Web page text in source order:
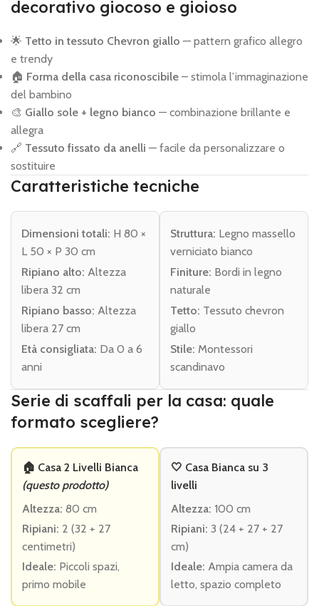
decorativo giocoso e gioioso
🌟 Tetto in tessuto Chevron giallo — pattern grafico allegro
e trendy
🏠 Forma della casa riconoscibile – stimola l’immaginazione
del bambino
🎨 Giallo sole + legno bianco — combinazione brillante e
allegra
🔗 Tessuto fissato da anelli — facile da personalizzare o
sostituire
Caratteristiche tecniche
Dimensioni totali: H 80 ×
L 50 × P 30 cm
Ripiano alto: Altezza
libera 32 cm
Ripiano basso: Altezza
libera 27 cm
Età consigliata: Da 0 a 6
anni
Struttura: Legno massello
verniciato bianco
Finiture: Bordi in legno
naturale
Tetto: Tessuto chevron
giallo
Stile: Montessori
scandinavo
Serie di scaffali per la casa: quale
formato scegliere?
🏠 Casa 2 Livelli Bianca
(questo prodotto)
Altezza: 80 cm
Ripiani: 2 (32 + 27
centimetri)
Ideale: Piccoli spazi,
primo mobile
🤍 Casa Bianca su 3
livelli
Altezza: 100 cm
Ripiani: 3 (24 + 27 + 27
cm)
Ideale: Ampia camera da
letto, spazio completo